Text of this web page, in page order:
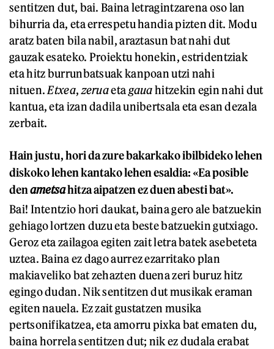
sentitzen dut, bai. Baina letragintzarena oso lan
bihurria da, eta errespetu handia pizten dit. Modu
aratz baten bila nabil, araztasun bat nahi dut
gauzak esateko. Proiektu honekin, estridentziak
eta hitz burrunbatsuak kanpoan utzi nahi
nituen. Etxea, zeruaetagauahitzekin egin nahi dut
kantua, eta izan dadila unibertsala eta esan dezala
zerbait.
Hain justu, hori da zure bakarkako ibilbideko lehen
diskoko lehen kantako lehen esaldia: «Ea posible
denametsahitza aipatzen ez duen abesti bat».
Bai! Intentzio hori daukat, baina gero ale batzuekin
gehiago lortzen duzu eta beste batzuekin gutxiago.
Geroz eta zailagoa egiten zait letra batek asebeteta
uztea. Baina ez dago aurrez ezarritako plan
makiaveliko bat zehazten duena zeri buruz hitz
egingo dudan. Nik sentitzen dut musikak eraman
egiten nauela. Ez zait gustatzen musika
pertsonifikatzea, eta amorru pixka bat ematen du,
baina horrela sentitzen dut; nik ez dudala erabat